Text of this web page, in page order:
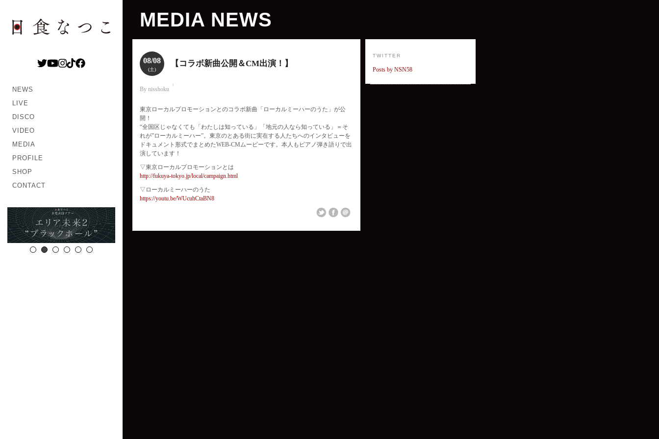
NEWS
LIVE
DISCO
VIDEO
MEDIA
PROFILE
SHOP
CONTACT
MEDIA NEWS
08/08
(土)
【コラボ新曲公開＆CM出演！】
By nisshoku
東京ローカルプロモーションとのコラボ新曲「ローカルミーハーのうた」が公
開！
“全国区じゃなくても「わたしは知っている」「地元の人なら知っている」＝そ
れが”ローカルミーハー”。東京のとある街に実在する人たちへのインタビューを
ドキュメント形式でまとめたWEB-CMムービーです。本人もピアノ弾き語りで出
演しています！
▽東京ローカルプロモーションとは
http://fukuya-tokyo.jp/local/campaign.html
▽ローカルミーハーのうた
https://youtu.be/WUcuhCtaBN8
TWITTER
Posts by NSN58